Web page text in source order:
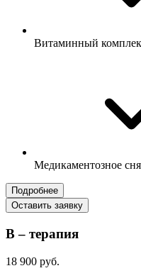
Витаминный
Медикаментозное
Подробнее
Оставить заявку
В – терапия
18 900 руб.